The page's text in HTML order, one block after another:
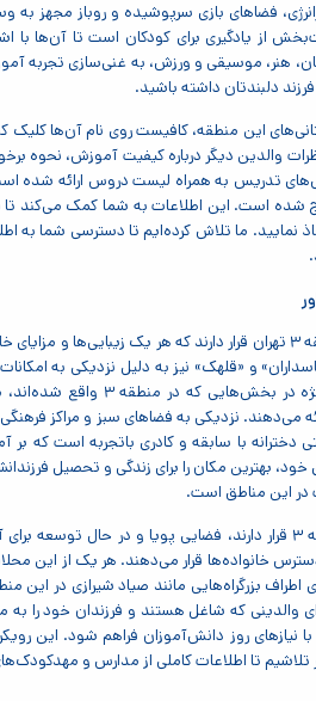
فضاهای بازی سرپوشیده و روباز مجهز به
از یادگیری برای کودکان است تا آن‌ها با
هنر، موسیقی و ورزش، به غنی‌سازی تجربه
فرزند دلبندتان داشته باشید.
این منطقه، کافیست روی نام آن‌ها کلیک
والدین دیگر درباره کیفیت آموزش، نحوه
تدریس به همراه لیست دروس ارائه شده
است. این اطلاعات به شما کمک می‌کند تا با
نمایید. ما تلاش کرده‌ایم تا دسترسی شما به
در اطراف محله دروس، نواحی و محلات دیگری نیز در منطقه ۳ تهران
و «قلهک» نیز به دلیل نزدیکی به
خانواده‌ها محسوب می‌شوند. در
می‌دهند. نزدیکی به فضاهای سبز و مراکز
با سابقه و کادری باتجربه است که بر
خود، بهترین مکان را برای زندگی و تحصیل
در این مناطق است.
محلات دیگری که در مجاورت دروس و در محدوده منطقه ۳ قرار
دسترس خانواده‌ها قرار می‌دهند. هر یک از این
اطراف بزرگراه‌هایی مانند صیاد شیرازی در
والدینی که شاغل هستند و فرزندان خود را
روز دانش‌آموزان فراهم شود. این
تا اطلاعات کاملی از مدارس و مهدکودک‌های